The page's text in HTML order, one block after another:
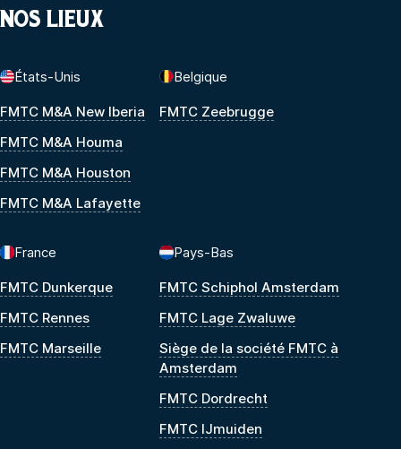
NOS LIEUX
États-Unis
FMTC M&A New Iberia
FMTC M&A Houma
FMTC M&A Houston
FMTC M&A Lafayette
Belgique
FMTC Zeebrugge
France
FMTC Dunkerque
FMTC Rennes
FMTC Marseille
Pays-Bas
FMTC Schiphol Amsterdam
FMTC Lage Zwaluwe
Siège de la société FMTC à
Amsterdam
FMTC Dordrecht
FMTC IJmuiden